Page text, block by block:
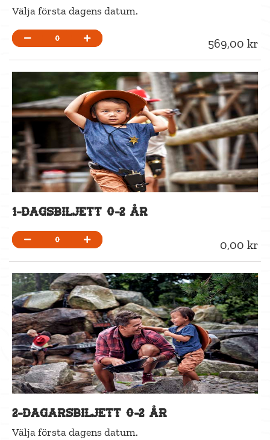
Välja första dagens datum.
0 569,00 kr
1-dagsbiljett 0-2 år
0 0,00 kr
2-dagarsbiljett 0-2 år
Välja första dagens datum.